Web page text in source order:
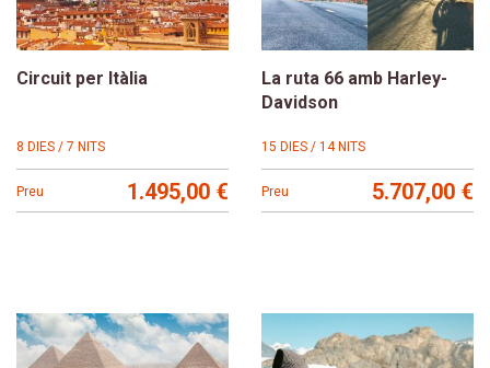
Circuit per Itàlia
8 DIES / 7 NITS
Preu 1.495,00 €
La ruta 66 amb Harley-
Davidson
15 DIES / 14 NITS
Preu 5.707,00 €